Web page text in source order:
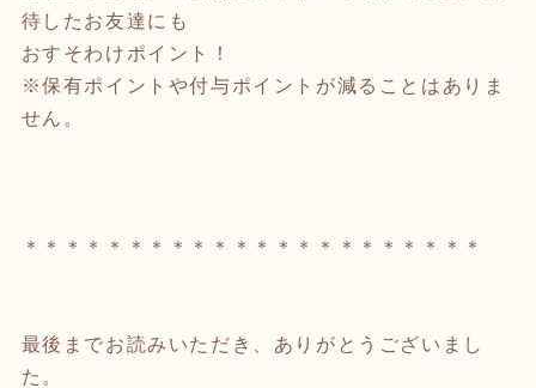
待したお友達にも
おすそわけポイント！
※保有ポイントや付与ポイントが減ることはありま
せん。
＊＊＊＊＊＊＊＊＊＊＊＊＊＊＊＊＊＊＊＊＊＊
最後までお読みいただき、ありがとうございまし
た。